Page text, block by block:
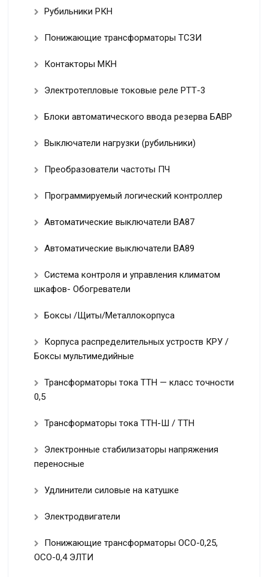
Рубильники РКН
Понижающие трансформаторы ТСЗИ
Контакторы МКН
Электротепловые токовые реле РТТ-3
Блоки автоматического ввода резерва БАВР
Выключатели нагрузки (рубильники)
Преобразователи частоты ПЧ
Программируемый логический контроллер
Автоматические выключатели ВА87
Автоматические выключатели ВА89
Система контроля и управления климатом
шкафов- Обогреватели
Боксы /Щиты/Металлокорпуса
Корпуса распределительных устроств КРУ /
Боксы мультимедийные
Трансформаторы тока ТТН — класс точности
0,5
Трансформаторы тока ТТН-Ш / ТТН
Электронные стабилизаторы напряжения
переносные
Удлинители силовые на катушке
Электродвигатели
Понижающие трансформаторы ОСО-0,25,
ОСО-0,4 ЭЛТИ